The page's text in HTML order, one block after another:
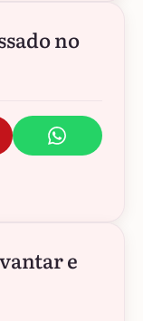
no
e